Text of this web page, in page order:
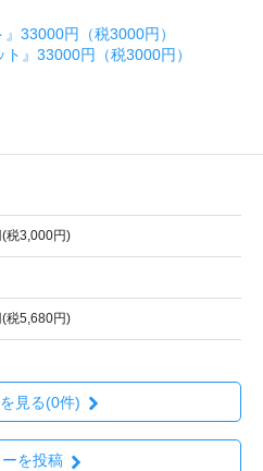
33000円（税3000円）
ト』33000円（税3000円）
税3,000円)
税5,680円)
見る(0件)
を投稿